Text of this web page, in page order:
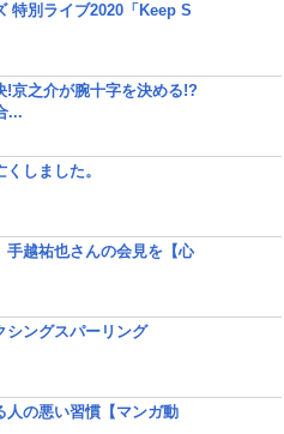
特別ライブ2020「Keep S
!京之介が腕十字を決める!?
...
しました。
手越祐也さんの会見を【心
シングスパーリング
人の悪い習慣【マンガ動